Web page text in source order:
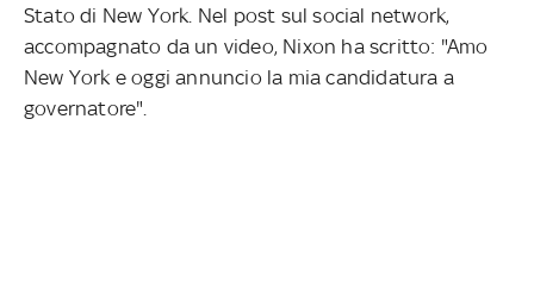
Stato di New York. Nel post sul social network,
accompagnato da un video, Nixon ha scritto: "Amo
New York e oggi annuncio la mia candidatura a
governatore".